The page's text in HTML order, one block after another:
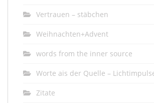
Vertrauen – stäbchen
Weihnachten+Advent
words from the inner source
Worte ais der Quelle –
Zitate